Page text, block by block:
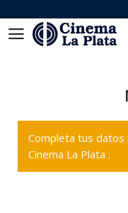
Completa tus datos
Cinema La Plata .